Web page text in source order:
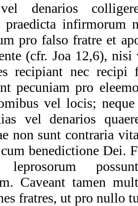
denarios
praedicta infirmorum
pro falso fratre et
(cfr. Joa 12,6),
recipiant nec recipi
pecuniam pro
vel locis;
vel denarios
non sunt contraria
benedictione Dei.
leprosorum
Caveant tamen
fratres, ut pro nullo